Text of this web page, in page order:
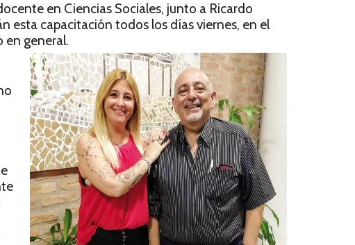
en Ciencias Sociales, junto a Ricardo
esta capacitación todos los días viernes, en el
en general.